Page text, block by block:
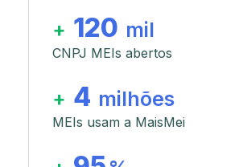
+ 120 mil
CNPJ MEIs abertos
+ 4 milhões
MEIs usam a MaisMei